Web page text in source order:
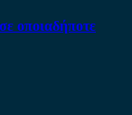
οποιαδήποτε